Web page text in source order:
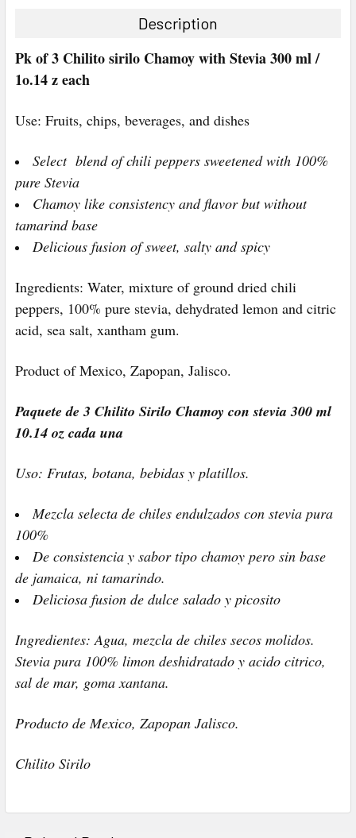
ALL
TO CART
Description
Pk of 3 Chilito sirilo Chamoy with Stevia 300 ml /
1o.14 z each
Use: Fruits, chips, beverages, and dishes
Select blend of chili peppers sweetened with 100%
pure Stevia
Chamoy like consistency and flavor but without
tamarind base
Delicious fusion of sweet, salty and spicy
Ingredients: Water, mixture of ground dried chili
peppers, 100% pure stevia, dehydrated lemon and citric
acid, sea salt, xantham gum.
Product of Mexico, Zapopan, Jalisco.
Paquete de 3 Chilito Sirilo Chamoy con stevia 300 ml
10.14 oz cada una
Uso: Frutas, botana, bebidas y platillos.
Mezcla selecta de chiles endulzados con stevia pura
100%
De consistencia y sabor tipo chamoy pero sin base
de jamaica, ni tamarindo.
Deliciosa fusion de dulce salado y picosito
Ingredientes: Agua, mezcla de chiles secos molidos.
Stevia pura 100% limon deshidratado y acido citrico,
sal de mar, goma xantana.
Producto de Mexico, Zapopan Jalisco.
Chilito Sirilo